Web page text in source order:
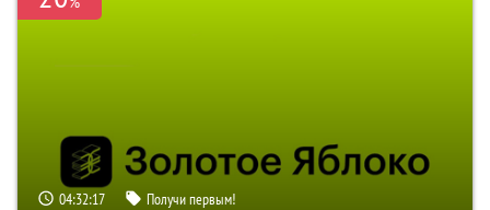
04:32:16 Получи первым!